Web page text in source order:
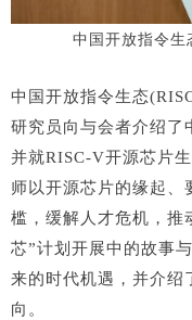
中国开放指令
中国开放指令生态
研究员向与会者介绍了
并就RISC-V开源芯片
师以开源芯片的缘起、
槛，缓解人才危机，推
芯”计划开展中的故事
来的时代机遇，并介绍
向。